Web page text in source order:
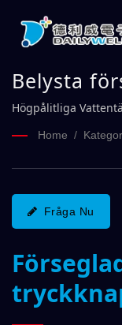
Belysta
DAILYWELL
Högpålitliga
Home /
Fråga Nu